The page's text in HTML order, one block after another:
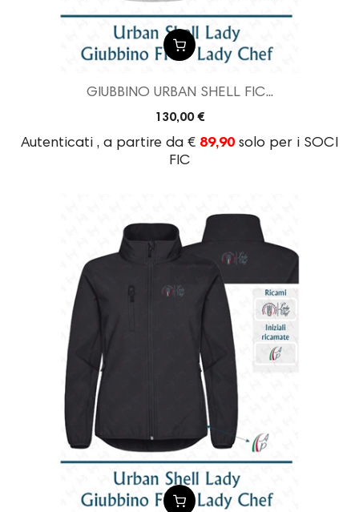
GIUBBINO URBAN SHELL FIC...
130,00 €
Autenticati , a partire da € 89,90 solo per i SOCI
FIC